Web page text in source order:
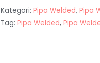
Kategori: Pipa Welded, Pipa
Tag: Pipa Welded, Pipa